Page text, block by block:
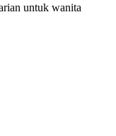
untuk wanita